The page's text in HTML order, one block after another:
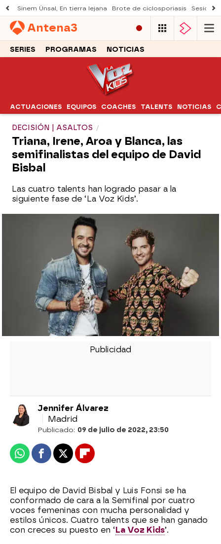
Sinem Ünsal, En tierra lejana Brote de ciclosporiasis Sesión
Antena3
SERIES PROGRAMAS NOTICIAS
ACTUACIONES EQUIPOS COACHES TALENTS NOTICIAS
DECISIÓN | ASALTOS
Triana, Irene, Aroa y Blanca, las
semifinalistas del equipo de David
Bisbal
Las cuatro talents han logrado pasar a la
siguiente fase de ‘La Voz Kids’.
Jennifer Álvarez
Madrid
Publicado: 09 de julio de 2022, 23:50
WhatsappFacebook
X Flipboard
El equipo de David Bisbal y Luis Fonsi se ha
conformado de cara a la Semifinal por cuatro
voces femeninas con mucha personalidad y
estilos únicos. Cuatro talents que se han ganado
con creces su puesto en ‘La Voz Kids’.